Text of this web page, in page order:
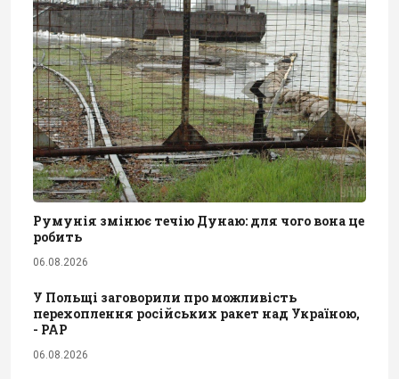
Румунія змінює течію Дунаю: для чого вона це
робить
06.08.2026
У Польщі заговорили про можливість
перехоплення російських ракет над Україною,
- PAP
06.08.2026